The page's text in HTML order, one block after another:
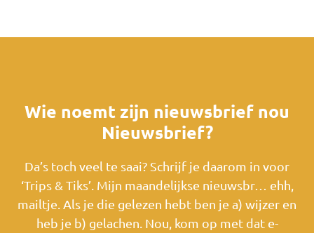
Wie noemt zijn nieuwsbrief nou
Nieuwsbrief?
Da’s toch veel te saai? Schrijf je daarom in voor
‘Trips & Tiks’. Mijn maandelijkse nieuwsbr… ehh,
mailtje. Als je die gelezen hebt ben je a) wijzer en
heb je b) gelachen. Nou, kom op met dat e-